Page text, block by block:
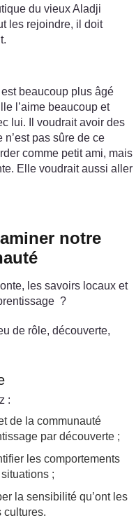
du vieux Aladji
les rejoindre, il doit
beaucoup plus âgé
l’aime beaucoup et
lui. Il voudrait avoir des
pas sûre de ce
comme petit ami, mais
Elle voudrait aussi aller
notre
les savoirs locaux et
?
de rôle, découverte,
:
de la communauté
par découverte ;
les comportements
;
la sensibilité qu’ont les
cultures.